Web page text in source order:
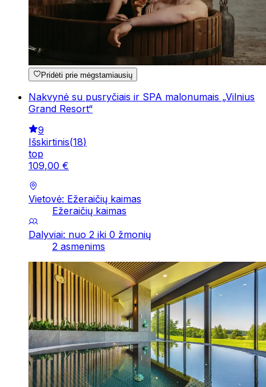
Pridėti prie mėgstamiausių
Nakvynė su pusryčiais ir SPA malonumais „Vilnius
Grand Resort“
9
Išskirtinis(18)
top
109,00 €
Vietovė: Ežeraičių kaimas
Ežeraičių kaimas
Dalyviai: nuo 2 iki 0 žmonių
2 asmenims